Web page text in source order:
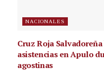
NACIONALES
Cruz Roja
asistencias en Apulo
agostinas